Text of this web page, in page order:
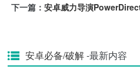
下一篇： 安卓威力导演
安卓必备/破解-最新内容